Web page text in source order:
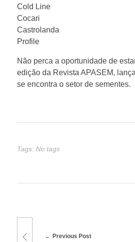
0
2
5
Cold Line
Cocari
Castrolanda
Profile
Não perca a oportunidade de
edição da Revista APASEM,
se encontra o setor de sementes.
Tags: No tags
Previous Post